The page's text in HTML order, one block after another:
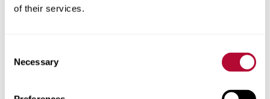
of their services.
Selection
Necessary
الرمز البريدي